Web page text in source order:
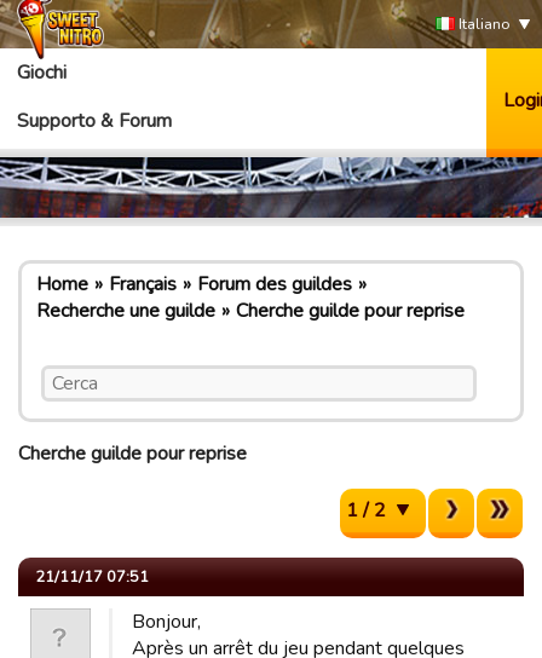
Italiano
Giochi
Supporto & Forum
Home Français
Forum des guildes
Recherche une guilde
Cherche guilde pour reprise
Cherche guilde pour reprise
1 / 2
21/11/17 07:51
Bonjour,
Après un arrêt du jeu pendant quelques